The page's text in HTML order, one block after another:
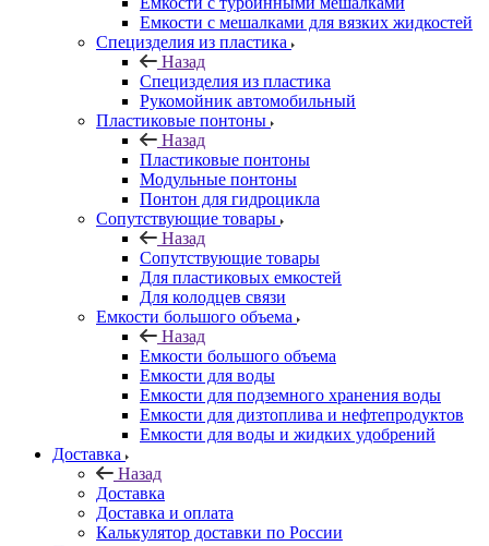
Емкости с мешалками для вязких жидкостей
Специзделия из пластика
Назад
Специзделия из пластика
Рукомойник автомобильный
Пластиковые понтоны
Назад
Пластиковые понтоны
Модульные понтоны
Понтон для гидроцикла
Сопутствующие товары
Назад
Сопутствующие товары
Для пластиковых емкостей
Для колодцев связи
Емкости большого объема
Назад
Емкости большого объема
Емкости для воды
Емкости для подземного хранения воды
Емкости для дизтоплива и нефтепродуктов
Емкости для воды и жидких удобрений
Доставка
Назад
Доставка
Доставка и оплата
Калькулятор доставки по России